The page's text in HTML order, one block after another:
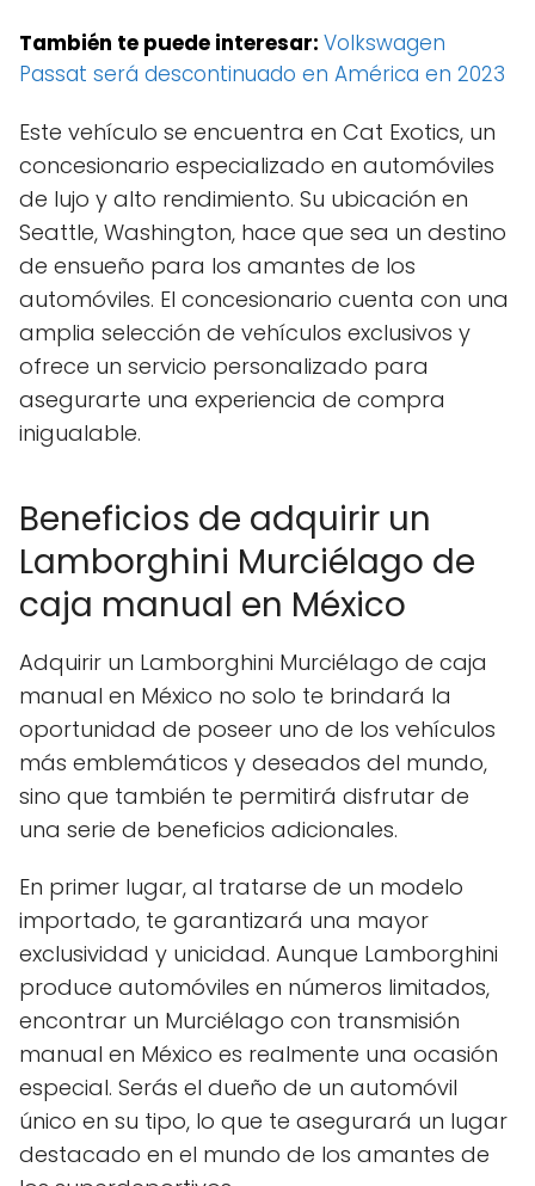
También te puede interesar: Volkswagen
Passat será descontinuado en América en 2023
Este vehículo se encuentra en Cat Exotics, un
concesionario especializado en automóviles
de lujo y alto rendimiento. Su ubicación en
Seattle, Washington, hace que sea un destino
de ensueño para los amantes de los
automóviles. El concesionario cuenta con una
amplia selección de vehículos exclusivos y
ofrece un servicio personalizado para
asegurarte una experiencia de compra
inigualable.
Beneficios de adquirir un
Lamborghini Murciélago de
caja manual en México
Adquirir un Lamborghini Murciélago de caja
manual en México no solo te brindará la
oportunidad de poseer uno de los vehículos
más emblemáticos y deseados del mundo,
sino que también te permitirá disfrutar de
una serie de beneficios adicionales.
En primer lugar, al tratarse de un modelo
importado, te garantizará una mayor
exclusividad y unicidad. Aunque Lamborghini
produce automóviles en números limitados,
encontrar un Murciélago con transmisión
manual en México es realmente una ocasión
especial. Serás el dueño de un automóvil
único en su tipo, lo que te asegurará un lugar
destacado en el mundo de los amantes de